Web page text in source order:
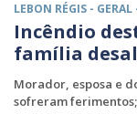
LEBON RÉGIS - GERAL
Incêndio
família
Morador, esposa e
sofreram